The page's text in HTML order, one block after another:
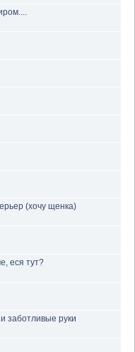
(хочу щенка)
еся тут?
заботливые руки